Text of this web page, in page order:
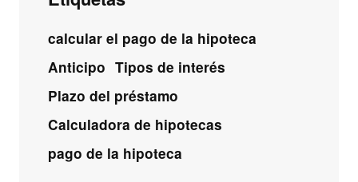
calcular el pago de la hipoteca
Anticipo Tipos de interés
Plazo del préstamo
Calculadora de hipotecas
pago de la hipoteca